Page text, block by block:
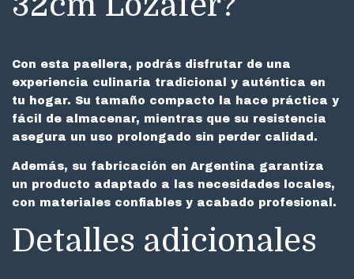
Con esta paellera, podrás disfrutar de una
experiencia culinaria tradicional y auténtica en
tu hogar. Su tamaño compacto la hace práctica y
fácil de almacenar, mientras que su resistencia
asegura un uso prolongado sin perder calidad.
Además, su fabricación en Argentina garantiza
un producto adaptado a las necesidades locales,
con materiales confiables y acabado profesional.
Detalles adicionales